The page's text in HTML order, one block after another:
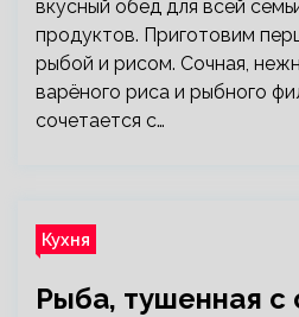
вкусный обед для всей
продуктов. Приготовим
рыбой и рисом. Сочная,
варёного риса и рыбного
сочетается с…
Кухня
Рыба, тушенная